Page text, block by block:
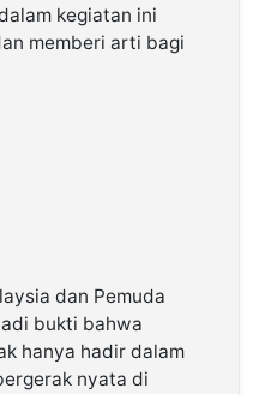
kegiatan ini
memberi arti bagi
dan Pemuda
bukti bahwa
hanya hadir dalam
nyata di